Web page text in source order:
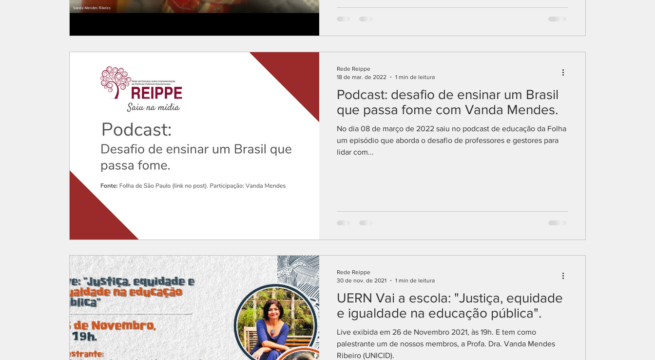
Podcast: desafio de ensinar um Brasil
que passa fome com Vanda Mendes.
No dia 08 de março de 2022 saiu no podcast de educação da Folha
um episódio que aborda o desafio de professores e gestores para
lidar com...
Rede Reippe
18 de mar. de 2022
1 min de leitura
UERN Vai a escola: "Justiça, equidade
e igualdade na educação pública".
Live exibida em 26 de Novembro 2021, às 19h. E tem como
palestrante um de nossos membros, a Profa. Dra. Vanda Mendes
Ribeiro (UNICID).
Rede Reippe
30 de nov. de 2021
1 min de leitura